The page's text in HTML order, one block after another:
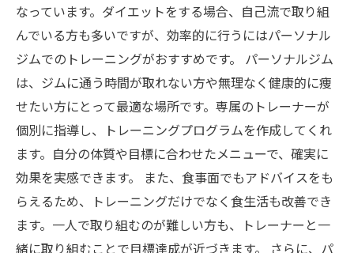
なっています。ダイエットをする場合、自己流で取り組
んでいる方も多いですが、効率的に行うにはパーソナル
ジムでのトレーニングがおすすめです。 パーソナルジム
は、ジムに通う時間が取れない方や無理なく健康的に痩
せたい方にとって最適な場所です。専属のトレーナーが
個別に指導し、トレーニングプログラムを作成してくれ
ます。自分の体質や目標に合わせたメニューで、確実に
効果を実感できます。 また、食事面でもアドバイスをも
らえるため、トレーニングだけでなく食生活も改善でき
ます。一人で取り組むのが難しい方も、トレーナーと一
緒に取り組むことで目標達成が近づきます。 さらに、パ